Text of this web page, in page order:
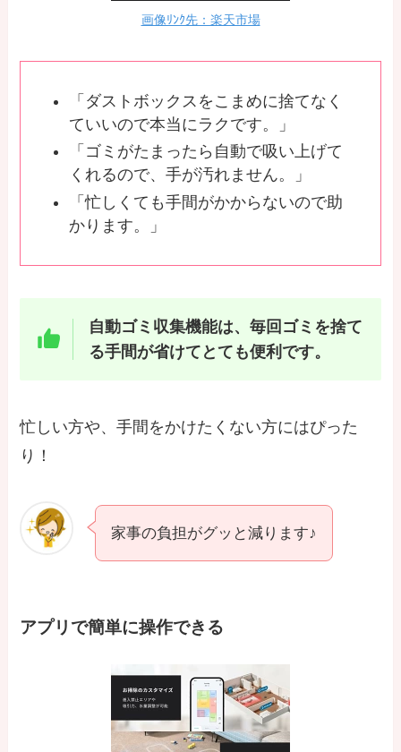
画像ﾘﾝｸ先：楽天市場
「ダストボックスをこまめに捨てなく
ていいので本当にラクです。」
「ゴミがたまったら自動で吸い上げて
くれるので、手が汚れません。」
「忙しくても手間がかからないので助
かります。」
自動ゴミ収集機能は、毎回ゴミを捨て
る手間が省けてとても便利です。
忙しい方や、手間をかけたくない方にはぴった
り！
家事の負担がグッと減ります♪
アプリで簡単に操作できる